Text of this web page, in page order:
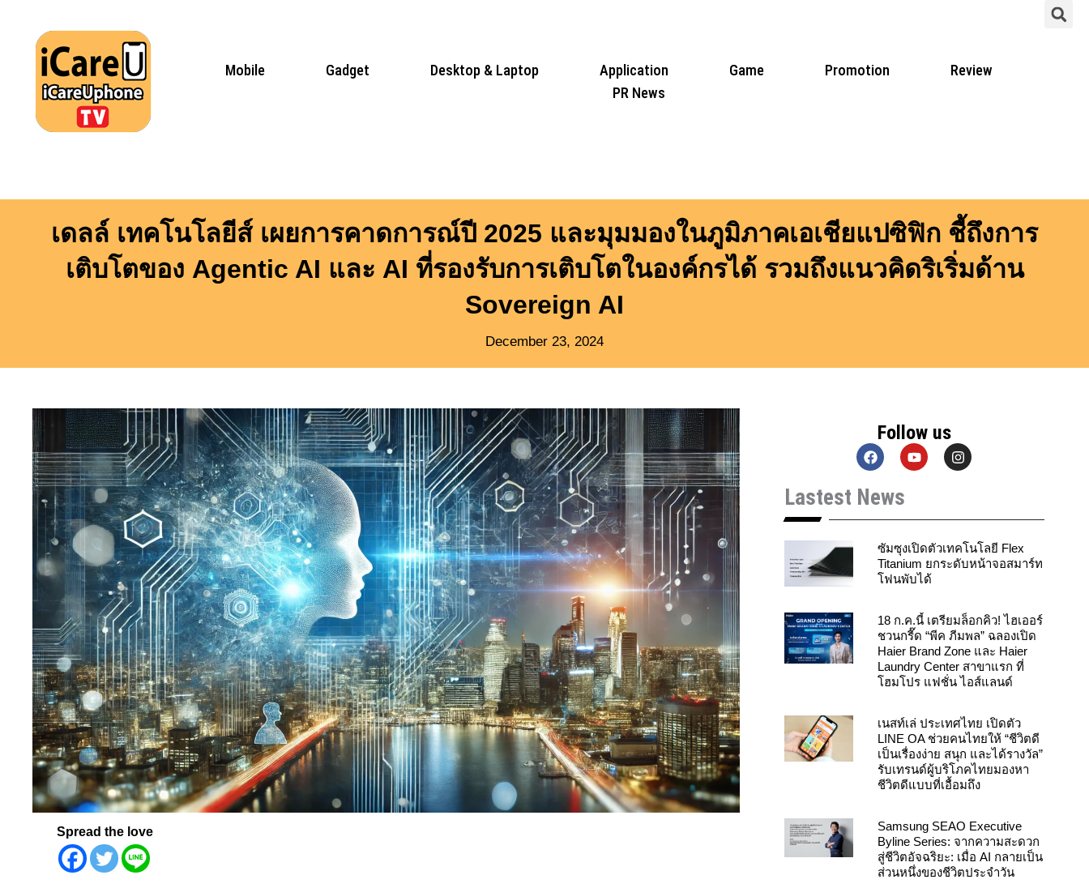
content
Mobile Gadget Desktop & Laptop Application Game Promotion
Review
PR News
เดลล์ เทคโนโลยีส์ เผยการคาดการณ์ปี 2025 และมุมมองในภูมิภาคเอเชียแปซิฟิก ชี้ถึงการ
เติบโตของ Agentic AI และ AI ที่รองรับการเติบโตในองค์กรได้ รวมถึงแนวคิดริเริ่มด้าน
Sovereign AI
December 23, 2024
Spread the love
Follow us
F
a
e
b
o
Y
o
b
I
n
g
a
m
Lastest News
ซัมซุงเปิดตัวเทคโนโลยี Flex
Titanium ยกระดับหน้าจอสมาร์ท
โฟนพับได้
18 ก.ค.นี้ เตรียมล็อกคิว! ไฮเออร์
ชวนกรี๊ด “พีค ภีมพล” ฉลองเปิด
Haier Brand Zone และ Haier
Laundry Center สาขาแรก ที่
โฮมโปร แฟชั่น ไอส์แลนด์
เนสท์เล่ ประเทศไทย เปิดตัว
LINE OA ช่วยคนไทยให้ “ชีวิตดี
เป็นเรื่องง่าย สนุก และได้รางวัล”
รับเทรนด์ผู้บริโภคไทยมองหา
ชีวิตดีแบบที่เอื้อมถึง
Samsung SEAO Executive
Byline Series: จากความสะดวก
สู่ชีวิตอัจฉริยะ: เมื่อ AI กลายเป็น
ส่วนหนึ่งของชีวิตประจำวัน